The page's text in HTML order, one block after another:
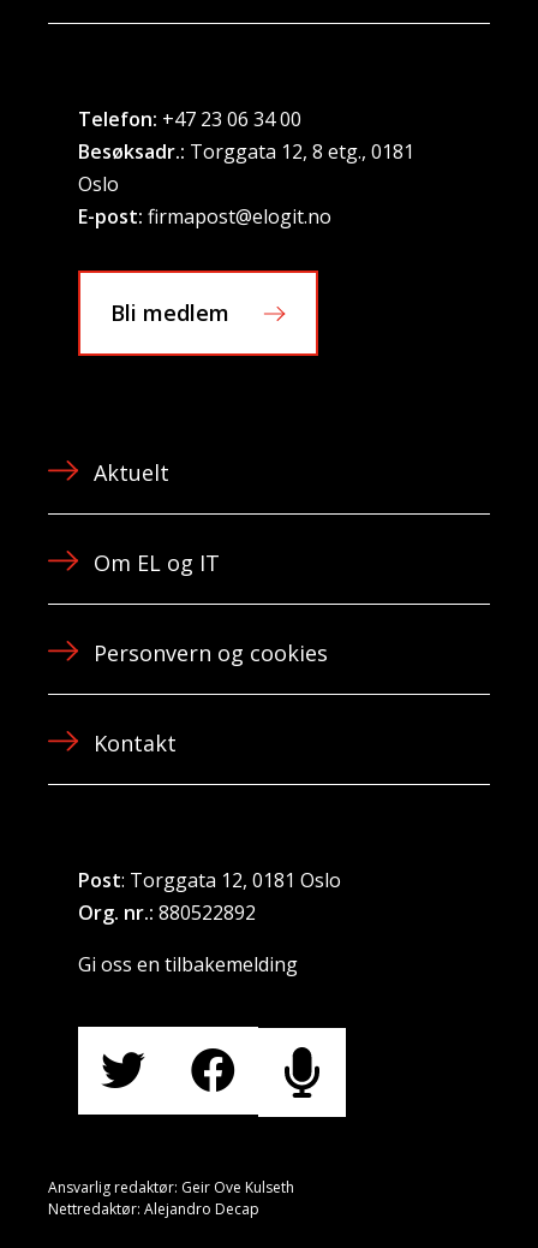
Telefon: +47 23 06 34 00
Besøksadr.: Torggata 12, 8 etg., 0181
Oslo
E-post: firmapost@elogit.no
Bli medlem
Aktuelt
Om EL og IT
Personvern og cookies
Kontakt
Post: Torggata 12, 0181 Oslo
Org. nr.: 880522892
Gi oss en tilbakemelding
Ansvarlig redaktør: Geir Ove Kulseth
Nettredaktør: Alejandro Decap